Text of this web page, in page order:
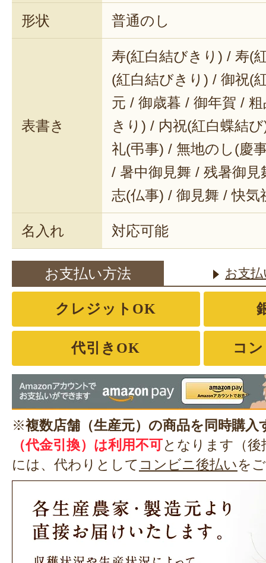
形状 普通のし
表書き
寿(紅白結びきり) / 寿(
(紅白結びきり) / 御祝(
元 / 御歳暮 / 御年賀 /
きり) / 内祝(紅白蝶結
礼(弔事) / 無地のし(慶
/ 暑中御見舞 / 残暑御
志(仏事) / 御見舞 / 快気
名入れ 対応可能
お支払い方法 お支
クレジットOK
代引きOK コ
※複数店舗（生産元）の商品を同時購入
（代金引換）は利用不可 となります（
には、代わりとして コンビニ後払いを